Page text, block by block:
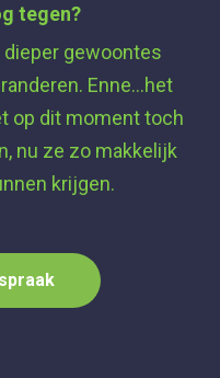
tegen?
dieper gewoontes
Enne…het
op dit moment toch
nu ze zo makkelijk
krijgen.